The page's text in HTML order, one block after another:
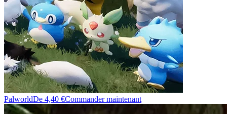
PalworldDe 4,40 €Commander maintenant